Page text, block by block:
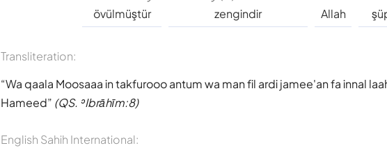
Allah
zengindir
övülmüştür
Transliteration:
Wa qaala Moosaaa in takfurooo antum wa man fil ardi jamee'an fa innal
Hameed (QS. ʾIbrāhīm:8)
English Sahih International: